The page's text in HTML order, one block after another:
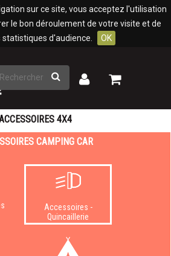
sur ce site, vous acceptez l'utilisation
le bon déroulement de votre visite et de
statistiques d'audience.
OK
Rechercher
Mon
Mon
4X4
CAMPING CAR
Accessoires -
Quincaillerie